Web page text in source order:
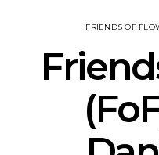
FRIENDS OF